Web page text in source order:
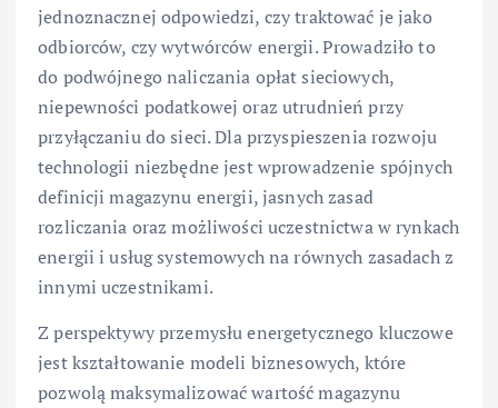
jednoznacznej odpowiedzi, czy traktować je jako
odbiorców, czy wytwórców energii. Prowadziło to
do podwójnego naliczania opłat sieciowych,
niepewności podatkowej oraz utrudnień przy
przyłączaniu do sieci. Dla przyspieszenia rozwoju
technologii niezbędne jest wprowadzenie spójnych
definicji magazynu energii, jasnych zasad
rozliczania oraz możliwości uczestnictwa w rynkach
energii i usług systemowych na równych zasadach z
innymi uczestnikami.
Z perspektywy przemysłu energetycznego kluczowe
jest kształtowanie modeli biznesowych, które
pozwolą maksymalizować wartość magazynu